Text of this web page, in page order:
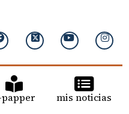
papper mis noticias